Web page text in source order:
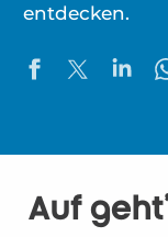
entdecken.
Auf